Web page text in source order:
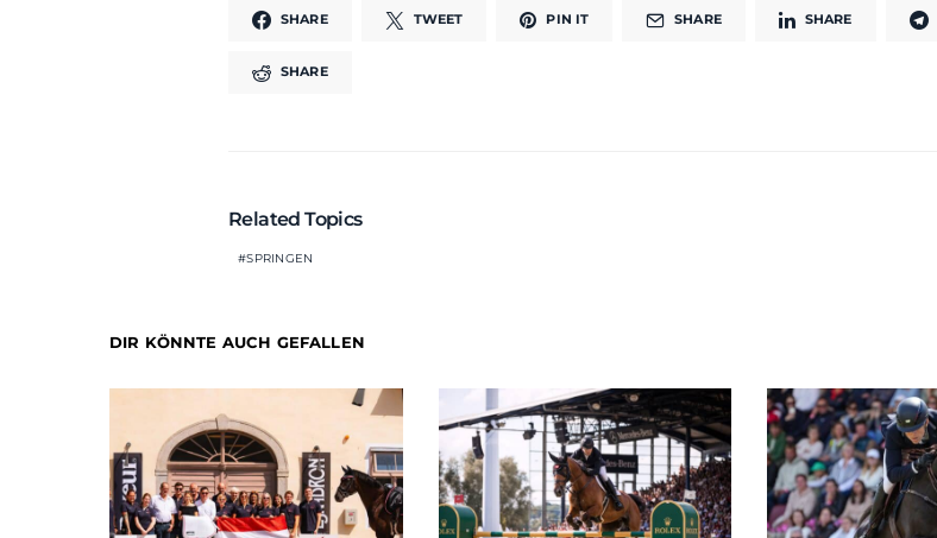
SHARE TWEET PIN IT SHARE SHARE
SHARE
Related Topics
SPRINGEN
DIR KÖNNTE AUCH GEFALLEN